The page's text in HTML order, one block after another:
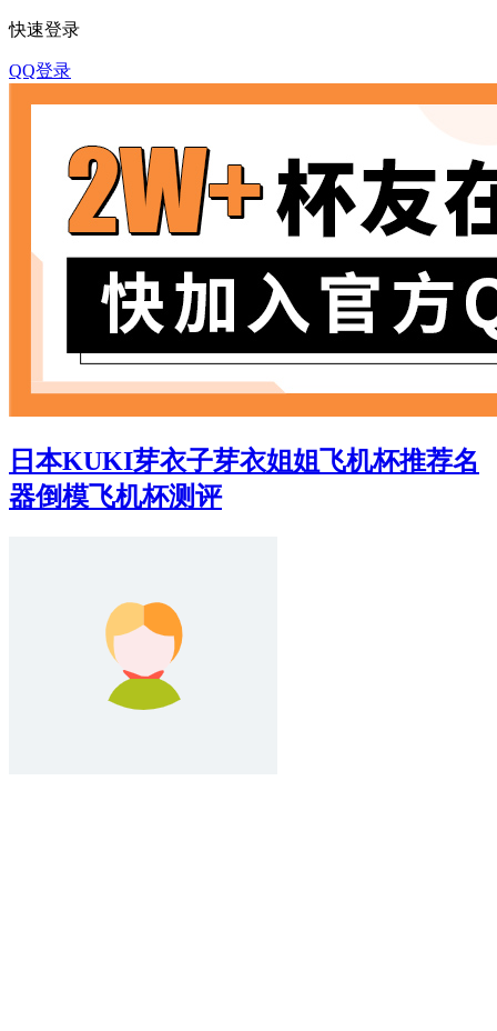
快速登录
QQ登录
日本KUKI芽衣子芽衣姐姐飞机杯推荐名
器倒模飞机杯测评